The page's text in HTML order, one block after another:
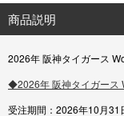
商品説明
2026年 阪神タイガース
◆2026年 阪神タイガース
受注期間：2026年10月31